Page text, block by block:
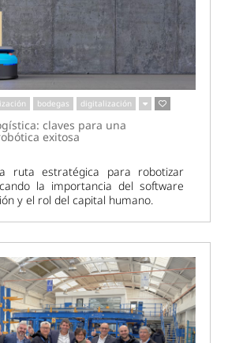
bodegas digitalización
claves para una
exitosa
ruta estratégica para robotizar
la importancia del software
y el rol del capital humano.